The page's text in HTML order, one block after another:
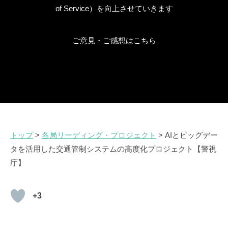
of Service）を向上させていきます
ご意見・ご感想はこちら
トップ> 各局リーディング・プロジェクト > AIとビッグデー
タを活用した交通管制システムの高度化プロジェクト【警視
庁】
+3